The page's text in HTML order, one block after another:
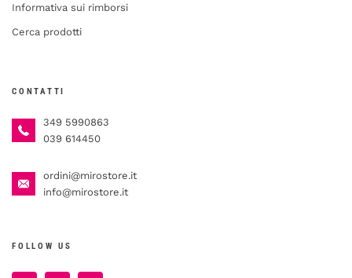
Informativa sui rimborsi
Cerca prodotti
CONTATTI
349 5990863
039 614450
ordini@mirostore.it
info@mirostore.it
FOLLOW US